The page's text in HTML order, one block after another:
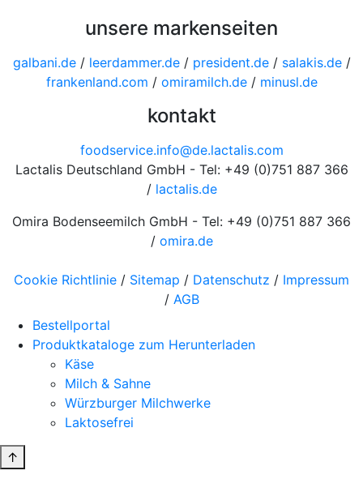
unsere markenseiten
galbani.de/ leerdammer.de/ president.de/ salakis.de/
frankenland.com / omiramilch.de/ minusl.de
kontakt
foodservice.info@de.lactalis.com
Lactalis Deutschland GmbH - Tel: +49 (0)751 887 366
/ lactalis.de
Omira Bodenseemilch GmbH - Tel: +49 (0)751 887 366
/ omira.de
Cookie Richtlinie / Sitemap / Datenschutz / Impressum
/ AGB
Bestellportal
Produktkataloge zum Herunterladen
Käse
Milch & Sahne
Würzburger Milchwerke
Laktosefrei
↑